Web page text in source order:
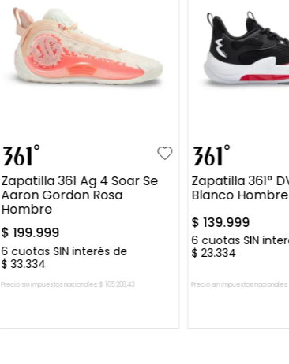
45 46
Zapatilla 361 Ag 4 Soar Se
Aaron Gordon Rosa
Hombre
$ 199.999
6cuotas SIN interés de
$ 33.334
Precio sin impuestos nacionales: $ 165.288,43
45
Zapatilla 361°
Blanco Hombre
$ 139.999
6 cuotas SIN
$ 23.334
Precio sin impuestos nacionales: